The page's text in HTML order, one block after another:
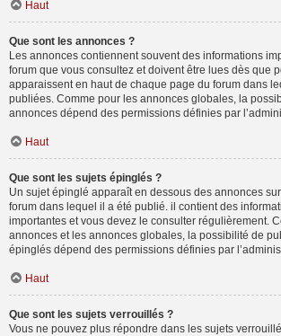
Haut
Que sont les annonces ?
Les annonces contiennent souvent des informations
forum que vous consultez et doivent être lues dès que
apparaissent en haut de chaque page du forum dans
publiées. Comme pour les annonces globales, la
annonces dépend des permissions définies par
Haut
Que sont les sujets épinglés ?
Un sujet épinglé apparaît en dessous des annonces
forum dans lequel il a été publié. il contient des
importantes et vous devez le consulter régulièrement.
annonces et les annonces globales, la possibilité de
épinglés dépend des permissions définies par
Haut
Que sont les sujets verrouillés ?
Vous ne pouvez plus répondre dans les sujets